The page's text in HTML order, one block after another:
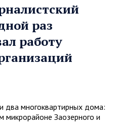
раз
работу
два многоквартирных дома:
микрорайоне Заозерного и